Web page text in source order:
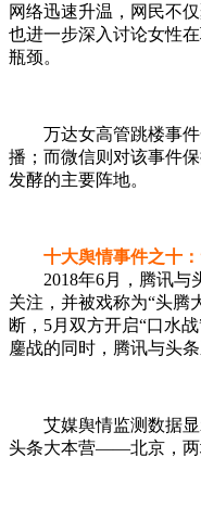
网络迅速升温，网民不
也进一步深入讨论女性
瓶颈。
万达女高管跳楼事件
播；而微信则对该事件
发酵的主要阵地。
十大舆情事件之十：
2018年6月，腾讯与
关注，并被戏称为“头腾
断，5月双方开启“口水
鏖战的同时，腾讯与头
艾媒舆情监测数据显
头条大本营——北京，两